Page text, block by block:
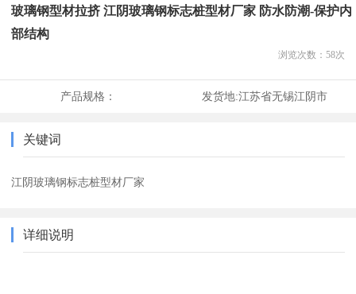
玻璃钢型材拉挤 江阴玻璃钢标志桩型材厂家 防水防潮-保护内
部结构
浏览次数： 58次
产品规格： 发货地:江苏省无锡江阴市
关键词
江阴玻璃钢标志桩型材厂家
详细说明